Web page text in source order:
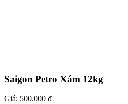
Saigon Petro Xám 12kg
Giá: 500.000 ₫